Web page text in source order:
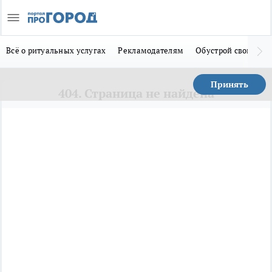
Всё о ритуальных услугах Рекламодателям Обустрой свой дом
Принять
404. Страница не найдена